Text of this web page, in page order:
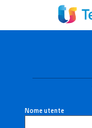
Nome utente